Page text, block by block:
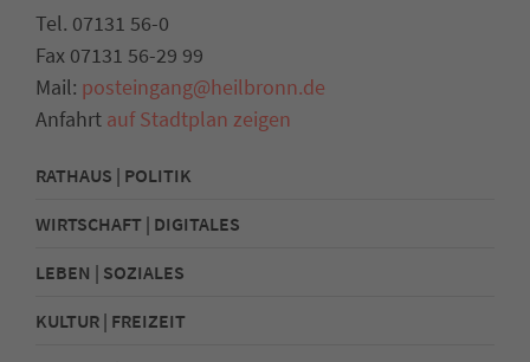
Tel. 07131 56-0
Fax 07131 56-29 99
Mail: posteingang@heilbronn.de
Anfahrt auf Stadtplan zeigen
RATHAUS | POLITIK
WIRTSCHAFT | DIGITALES
LEBEN | SOZIALES
KULTUR | FREIZEIT